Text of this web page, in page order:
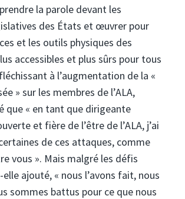
la parole devant les
des États et œuvrer pour
et les outils physiques des
accessibles et plus sûrs pour tous
à l’augmentation de la «
» sur les membres de l’ALA,
que « en tant que dirigeante
et fière de l’être de l’ALA, j’ai
de ces attaques, comme
vous ». Mais malgré les défis
ajouté, « nous l’avons fait, nous
sommes battus pour ce que nous